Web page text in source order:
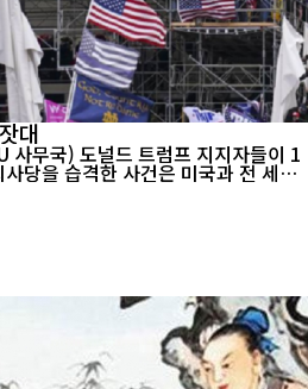
대
지지자들이 1
당을 습격한 사건은 미국과 전 세계
든 미국 대통령 당선자는 "폭동, 폭
고 불렀다. 그리고 CNN 방송은 미
회 의사당 폭동을 지켜봤다고 전했
사건 파일...